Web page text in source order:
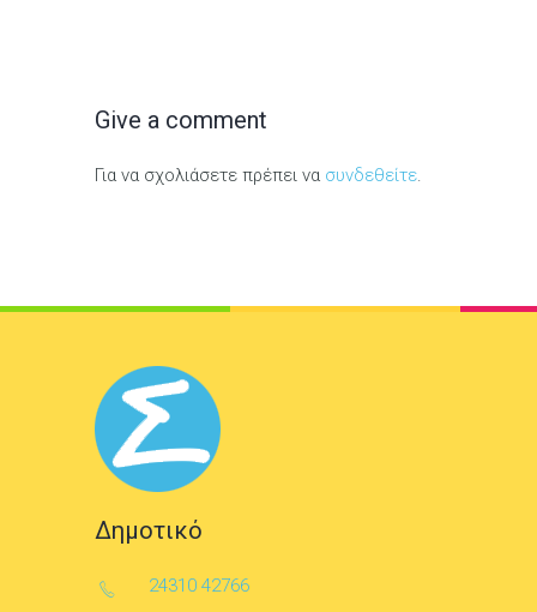
Give a comment
Για να σχολιάσετε πρέπει να συνδεθείτε
Δημοτικό
24310 42766